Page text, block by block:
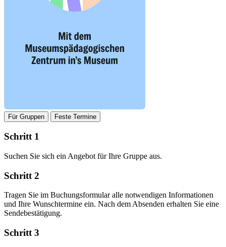
Für Gruppen Feste Termine
Schritt 1
Suchen Sie sich ein Angebot für Ihre Gruppe aus.
Schritt 2
Tragen Sie im Buchungsformular alle notwendigen Informationen
und Ihre Wunschtermine ein. Nach dem Absenden erhalten Sie eine
Sendebestätigung.
Schritt 3